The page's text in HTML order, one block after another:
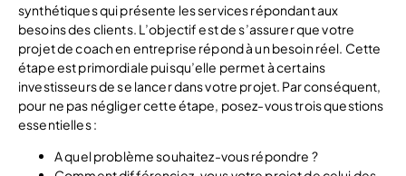
synthétiques qui présente les services répondant aux
besoins des clients. L’objectif est de s’assurer que votre
projet de coach en entreprise répond à un besoin réel. Cette
étape est primordiale puisqu’elle permet à certains
investisseurs de se lancer dans votre projet. Par conséquent,
pour ne pas négliger cette étape, posez-vous trois questions
essentielles :
A quel problème souhaitez-vous répondre ?